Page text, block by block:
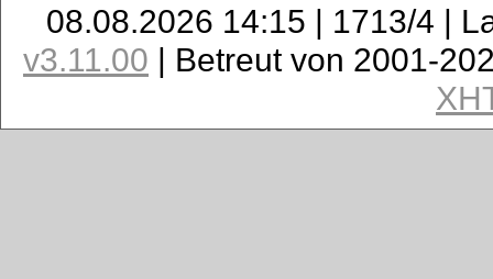
08.08.2026 14:15 | 1713/4 |
v3.11.00 | Betreut von 2001-